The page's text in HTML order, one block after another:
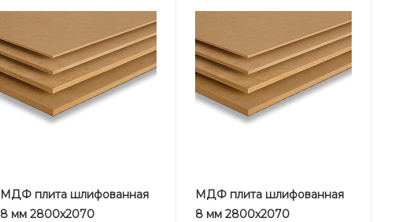
МДФ плита шлифованная
8 мм 2800х2070
МДФ плита шлифованная
8 мм 2800х2070